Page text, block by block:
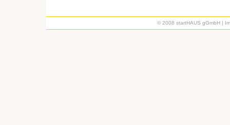
© 2008 startHAUS gGmbH |